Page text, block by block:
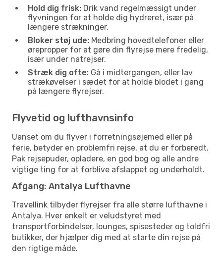
Hold dig frisk: Drik vand regelmæssigt under
flyvningen for at holde dig hydreret, især på
længere strækninger.
Bloker støj ude: Medbring hovedtelefoner eller
ørepropper for at gøre din flyrejse mere fredelig,
især under natrejser.
Stræk dig ofte: Gå i midtergangen, eller lav
strækøvelser i sædet for at holde blodet i gang
på længere flyrejser.
Flyvetid og lufthavnsinfo
Uanset om du flyver i forretningsøjemed eller på
ferie, betyder en problemfri rejse, at du er forberedt.
Pak rejsepuder, opladere, en god bog og alle andre
vigtige ting for at forblive afslappet og underholdt.
Afgang: Antalya Lufthavne
Travellink tilbyder flyrejser fra alle større lufthavne i
Antalya. Hver enkelt er veludstyret med
transportforbindelser, lounges, spisesteder og toldfri
butikker, der hjælper dig med at starte din rejse på
den rigtige måde.